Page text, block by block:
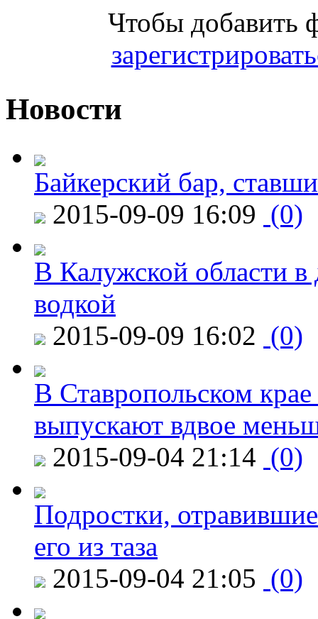
Чтобы добавить
Новости
Байкерский бар,
2015-09-09 16:09 (0)
В Калужской области в
водкой
2015-09-09 16:02 (0)
В Ставропольском
выпускают вдвое
2015-09-04 21:14 (0)
Подростки,
его из таза
2015-09-04 21:05 (0)